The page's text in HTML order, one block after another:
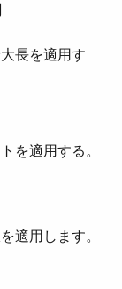
長を適用す
を適用する。
適用します。